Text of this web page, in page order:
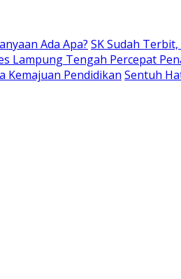
Ada Apa? SK Sudah
Lampung Tengah Percepat
Kemajuan Pendidikan Sentuh